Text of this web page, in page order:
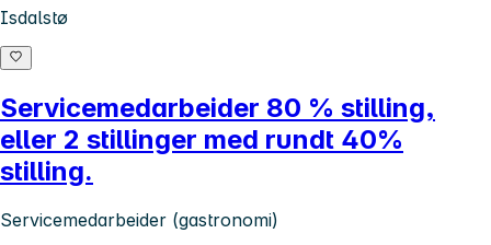
Isdalstø
Servicemedarbeider 80 % stilling,
eller 2 stillinger med rundt 40%
stilling.
Servicemedarbeider (gastronomi)